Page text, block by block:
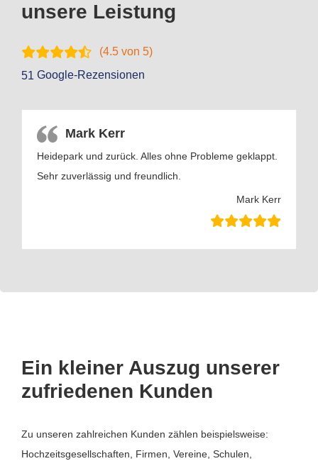
unsere Leistung
(4.5 von 5)
51 Google-Rezensionen
Mark Kerr
Heidepark und zurück. Alles ohne Probleme geklappt.
Sehr zuverlässig und freundlich.
Mark Kerr
Ein kleiner Auszug unserer
zufriedenen Kunden
Zu unseren zahlreichen Kunden zählen beispielsweise:
Hochzeitsgesellschaften, Firmen, Vereine, Schulen,